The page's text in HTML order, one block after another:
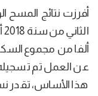
أفرزت نتائج المسح